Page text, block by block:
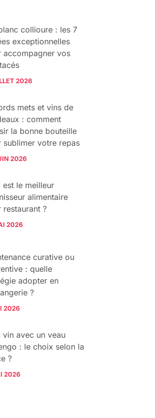
collioure : les 7
exceptionnelles
accompagner vos
2026
mets et vins de
: comment
la bonne bouteille
sublimer votre repas
2026
est le meilleur
alimentaire
restaurant ?
2026
curative ou
: quelle
adopter en
?
2026
vin avec un veau
: le choix selon la
?
2026